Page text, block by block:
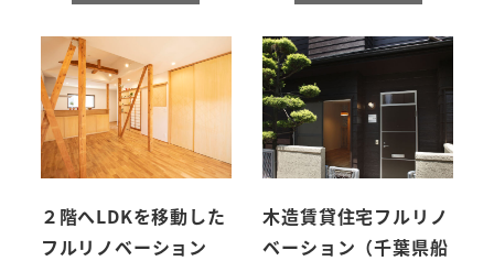
２階へLDKを移動した
フルリノベーション
木造賃貸住宅フルリノ
ベーション（千葉県船